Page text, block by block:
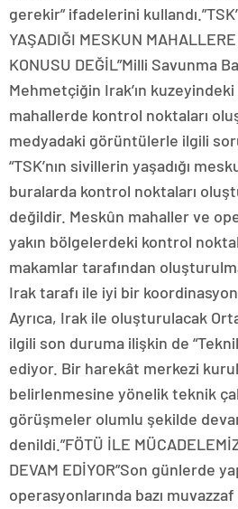
gerekir” ifadelerini
YAŞADIĞI MESKUN
KONUSU DEĞİL”Milli Savunma
Mehmetçiğin Irak’ın kuzeyindeki
mahallerde kontrol noktaları
medyadaki görüntülerle ilgili
“TSK’nın sivillerin yaşadığı
buralarda kontrol noktaları
değildir. Meskûn mahaller ve
yakın bölgelerdeki kontrol
makamlar tarafından
Irak tarafı ile iyi bir
Ayrıca, Irak ile oluşturulacak
ilgili son duruma ilişkin de
ediyor. Bir harekât merkezi
belirlenmesine yönelik teknik
görüşmeler olumlu şekilde
denildi.”FÖTÜ İLE
DEVAM EDİYOR”Son günlerde
operasyonlarında bazı